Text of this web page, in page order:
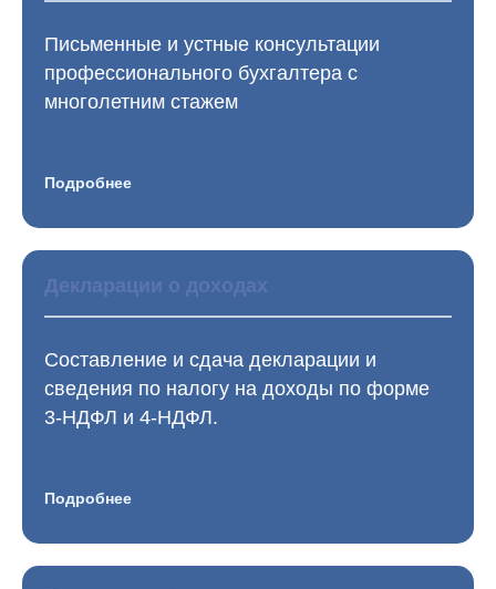
Письменные и устные консультации
профессионального бухгалтера с
многолетним стажем
Подробнее
Декларации о доходах
Составление и сдача декларации и
сведения по налогу на доходы по форме
3-НДФЛ и 4-НДФЛ.
Подробнее